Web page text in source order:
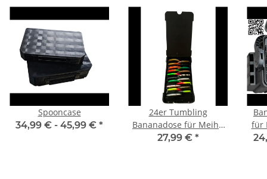
Spooncase
34,99 € - 45,99 € *
24er Tumbling
Bananadose für Meiho
7070 & 7055
27,99 € *
für